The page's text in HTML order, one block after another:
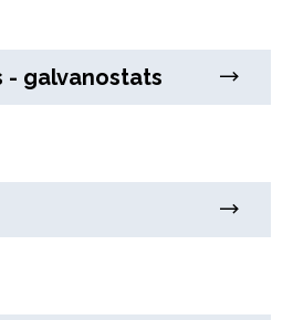
- galvanostats